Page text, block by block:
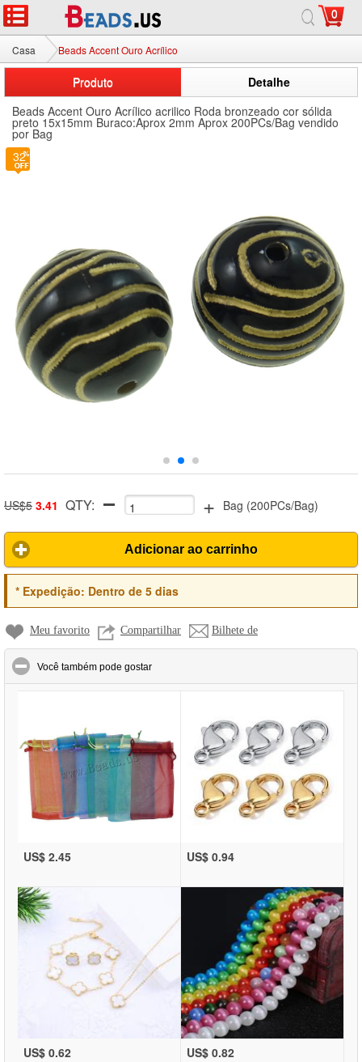
0
Casa Beads Accent Ouro Acrílico
Produto
Detalhe
Beads Accent Ouro Acrílico acrilico Roda bronzeado cor sólida
preto 15x15mm Buraco:Aprox 2mm Aprox 200PCs/Bag vendido
por Bag
US$5 3.41 QTY: + Bag (200PCs/Bag)
Adicionar ao carrinho
*Expedição: Dentro de 5 dias
Meu favorito Compartilhar Bilhete de
Você também pode gostar
US$ 2.45 US$ 0.94
US$ 0.62 US$ 0.82